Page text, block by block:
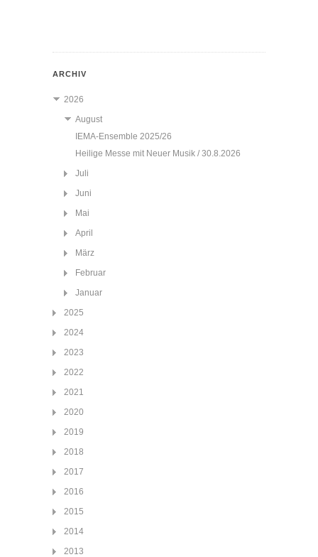
ARCHIV
2026
August
IEMA-Ensemble 2025/26
Heilige Messe mit Neuer Musik / 30.8.2026
Juli
Juni
Mai
April
März
Februar
Januar
2025
2024
2023
2022
2021
2020
2019
2018
2017
2016
2015
2014
2013